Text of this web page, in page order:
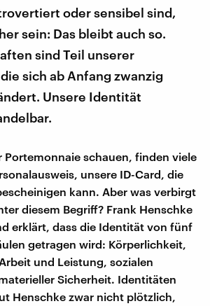
oder sensibel sind,
sein: Das bleibt auch so.
sind Teil unserer
sich ab Anfang zwanzig
Unsere Identität
Portemonnaie schauen, finden viele
unsere ID-Card, die
kann. Aber was verbirgt
diesem Begriff? Frank Henschke
erklärt, dass die Identität von fünf
getragen wird: Körperlichkeit,
und Leistung, sozialen
Sicherheit. Identitäten
Henschke zwar nicht plötzlich,